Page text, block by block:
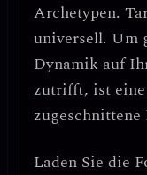
Archetypen.
universell. Um
Dynamik auf
zutrifft, ist
Laden Sie die